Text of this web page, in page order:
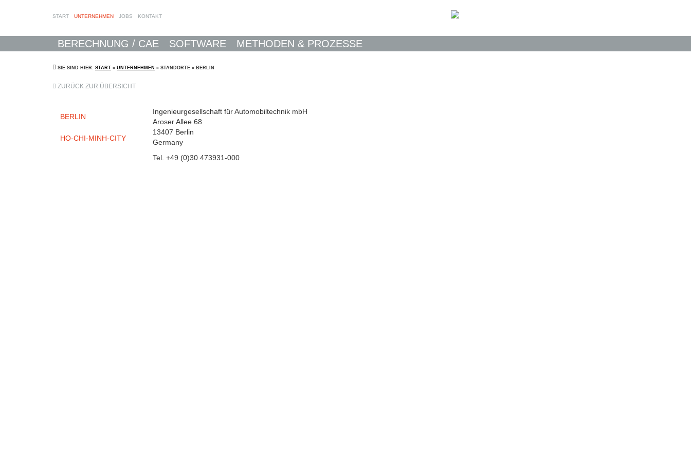
START UNTERNEHMEN JOBS KONTAKT
FÜR
BERECHNUNG / CAE SOFTWARE METHODEN & PROZESSE
SIE SIND HIER: START » UNTERNEHMEN » STANDORTE » BERLIN
ZURÜCK ZUR ÜBERSICHT
BERLIN
HO-CHI-MINH-CITY
Ingenieurgesellschaft für Automobiltechnik mbH
Aroser Allee 68
13407 Berlin
Germany
Tel. +49 (0)30 473931-000